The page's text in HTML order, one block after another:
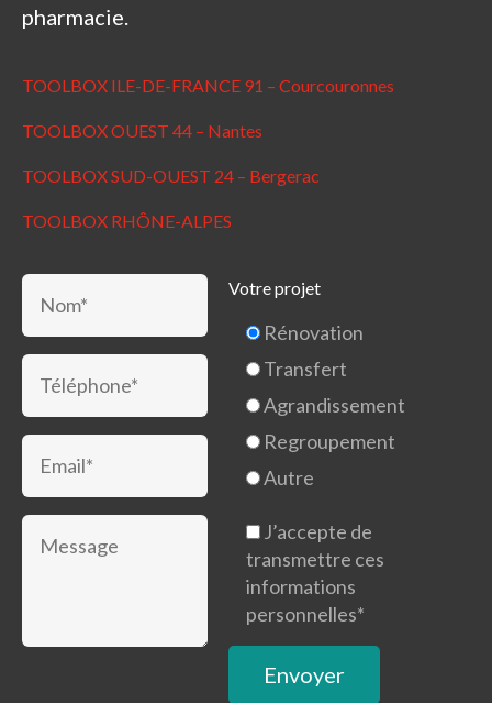
pharmacie.
TOOLBOX ILE-DE-FRANCE 91 – Courcouronnes
TOOLBOX OUEST 44 – Nantes
TOOLBOX SUD-OUEST 24 – Bergerac
TOOLBOX RHÔNE-ALPES
Votre projet
Rénovation
Transfert
Agrandissement
Regroupement
Autre
J’accepte de
transmettre ces
informations
personnelles*